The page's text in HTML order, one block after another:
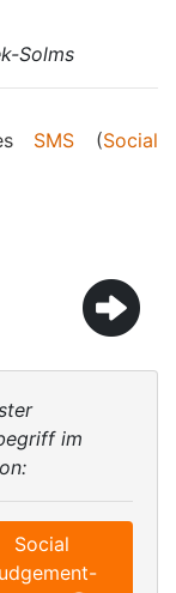
Solms
SMS (Social
im
Social